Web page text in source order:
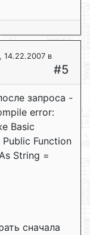
, 14.22.2007 в
#5
запроса -
error:
Basic
Function
String =
сначала